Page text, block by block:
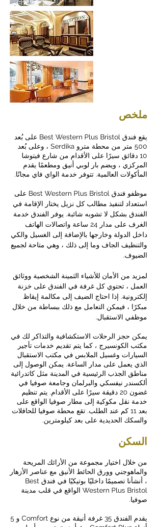
ملخص
يقع فندق Best Western Plus Bristol على بُعد
500 متر من محطة مترو Serdika ، وعلى بُعد
10 دقائق سيرًا على الأقدام من شارع فيتوشا
المركزي ، ويضم بار لوبي أنيق ومطعمًا يقدم
المأكولات العالمية. تتوفر خدمة الواي فاي مجانًا.
موظفو فندق Best Western Plus Bristol على
استعداد لتنفيذ مطالب كل نزيل يختار الإقامة في
الفندق بشكل لا تشوبه شائبة. يوفر الفندق خدمة
الغرف على مدار 24 ساعة واتصالات الهاتف
داخل الدولة وخارجها بالإضافة إلى الغسيل والكي
والتنظيف الجاف وما إلى ذلك ، وهي متاحة لجميع
الضيوف.
لمزيد من الأمان للأشياء الثمينة الشخصية ووثائق
العمل ، تحتوي كل غرفة في الفندق على خزنة
إلكترونية. إذا احتاج الضيف إلى مكالمة إيقاظ
مبكرًا ، فيمكن التعامل مع ذلك ببساطة من خلال
موظفي الاستقبال.
يمكن حجز الرحلات الاستكشافية والتذاكر لك في
مكتب الكونسيرج ، كما يتم تقديم خدمات تأجير
السيارات وغسيل الملابس في مكتب الاستقبال
الذي يعمل على مدار الساعة. يمكن الوصول إلى
مناطق الجذب الرئيسية في المدينة مثل كاتدرائية
ألكسندر نيفسكي والبرلمان وجامعة صوفيا في
غضون 20 دقيقة سيرًا على الأقدام. يتم تنظيم
خدمة نقل مكوكية إلى مطار صوفيا الواقع على
بعد 11 كم عند الطلب. تقع محطة صوفيا للحافلات
والسكك الحديدية على بعد كيلومترين.
السكن
من خلال اختيار مجموعة من الأرائك المريحة
والماهوجني وورق الحائط الأنيق مع عناصر الأزهار
، أنشأنا تصميمًا داخليًا بوتيكيًا في فندق Best
Western Plus Bristol الواقع في قلب مدينة
صوفيا.
يقدم الفندق 35 غرفة أنيقة من نوع Comfort و 5